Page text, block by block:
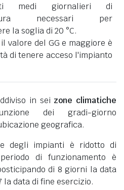
medi giornalieri di
necessari per
la soglia di 20 °C.
valore del GG e maggiore è
di tenere acceso l'impianto
in sei zone climatiche
dei gradi-giorno
geografica.
degli impianti è ridotto di
di funzionamento è
di 8 giorni la data
la data di fine esercizio.